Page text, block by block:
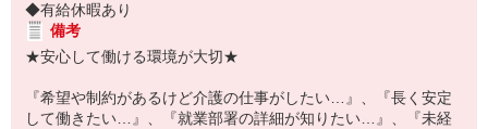
◆有給休暇あり
備考
★安心して働ける環境が大切★
『希望や制約があるけど介護の仕事がしたい…』、『長く安定
して働きたい…』、『就業部署の詳細が知りたい…』、『未経